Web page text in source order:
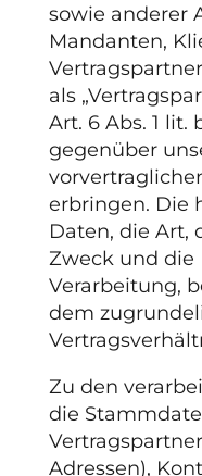
sowie anderer
Mandanten,
als
Art. 6 Abs. 1 lit.
gegenüber
erbringen. Die
Daten, die Art,
Zweck und die
Verarbeitung,
dem
Zu den
die
Adressen),